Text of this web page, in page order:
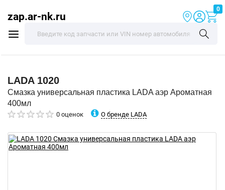
zap.ar-nk.ru
0
LADA 1020
Смазка универсальная пластика LADA аэр Ароматная
400мл
0 оценок О бренде LADA